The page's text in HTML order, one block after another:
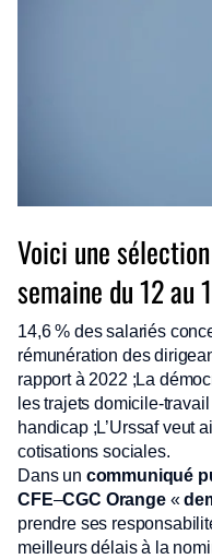
Voici une
semaine du 12 au
14,6 % des salariés
rémunération des
rapport à 2022 ;La
les trajets domicile-
handicap ;L’Urssaf veut
cotisations sociales.
Dans un communiqué
CFE–CGC Orange«
prendre ses
meilleurs délais à la